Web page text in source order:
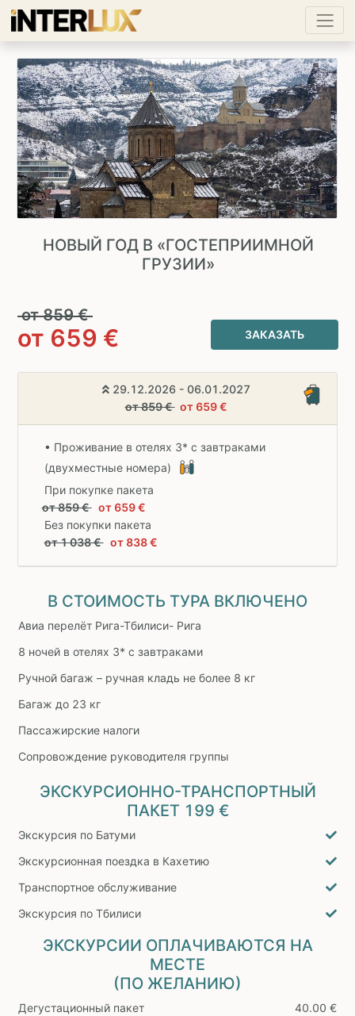
НОВЫЙ ГОД В «ГОСТЕПРИИМНОЙ
ГРУЗИИ»
от859€
от 659 € ЗАКАЗАТЬ
29.12.2026 - 06.01.2027
от 859 €от 659 €
• Проживание в отелях 3* с завтраками
(двухместные номера)
При покупке пакета
от 859 € от 659 €
Без покупки пакета
от 1 038 € от 838 €
В СТОИМОСТЬ ТУРА ВКЛЮЧЕНО
Авиа перелёт Рига-Тбилиси- Рига
8 ночей в отелях 3* с завтраками
Ручной багаж – ручная кладь не более 8 кг
Багаж до 23 кг
Пассажирские налоги
Сопровождение руководителя группы
ЭКСКУРСИОННО-ТРАНСПОРТНЫЙ
ПАКЕТ 199 €
Экскурсия по Батуми
Экскурсионная поездка в Кахетию
Транспортное обслуживание
Экскурсия по Тбилиси
ЭКСКУРСИИ ОПЛАЧИВАЮТСЯ НА
МЕСТЕ
(ПО ЖЕЛАНИЮ)
Дегустационный пакет
40.00 €